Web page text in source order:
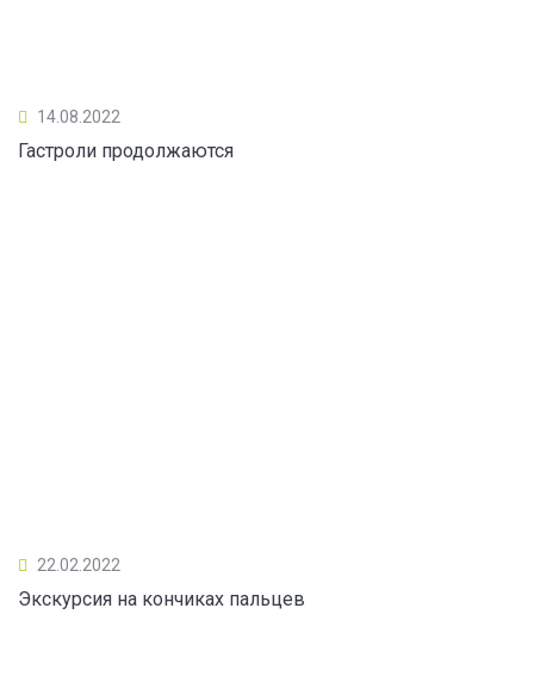
14.08.2022
Гастроли продолжаются
22.02.2022
Экскурсия на кончиках пальцев